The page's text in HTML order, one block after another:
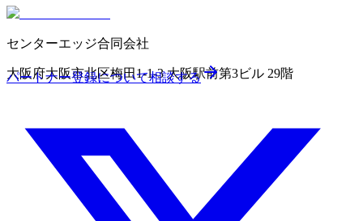
パートナー登録について相談する
センターエッジ合同会社
大阪府大阪市北区梅田1-1-3 大阪駅前第3ビル 29階